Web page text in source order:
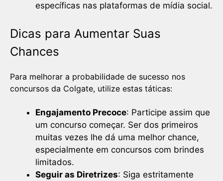
específicas nas plataformas de mídia social.
Dicas para Aumentar Suas
Chances
Para melhorar a probabilidade de sucesso nos
concursos da Colgate, utilize estas táticas:
Engajamento Precoce: Participe assim que
um concurso começar. Ser dos primeiros
muitas vezes lhe dá uma melhor chance,
especialmente em concursos com brindes
limitados.
Seguir as Diretrizes: Siga estritamente